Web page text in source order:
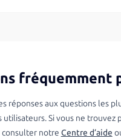
fréquemment
réponses aux questions les
utilisateurs. Si vous ne trouvez
consulter notre Centre d’aide